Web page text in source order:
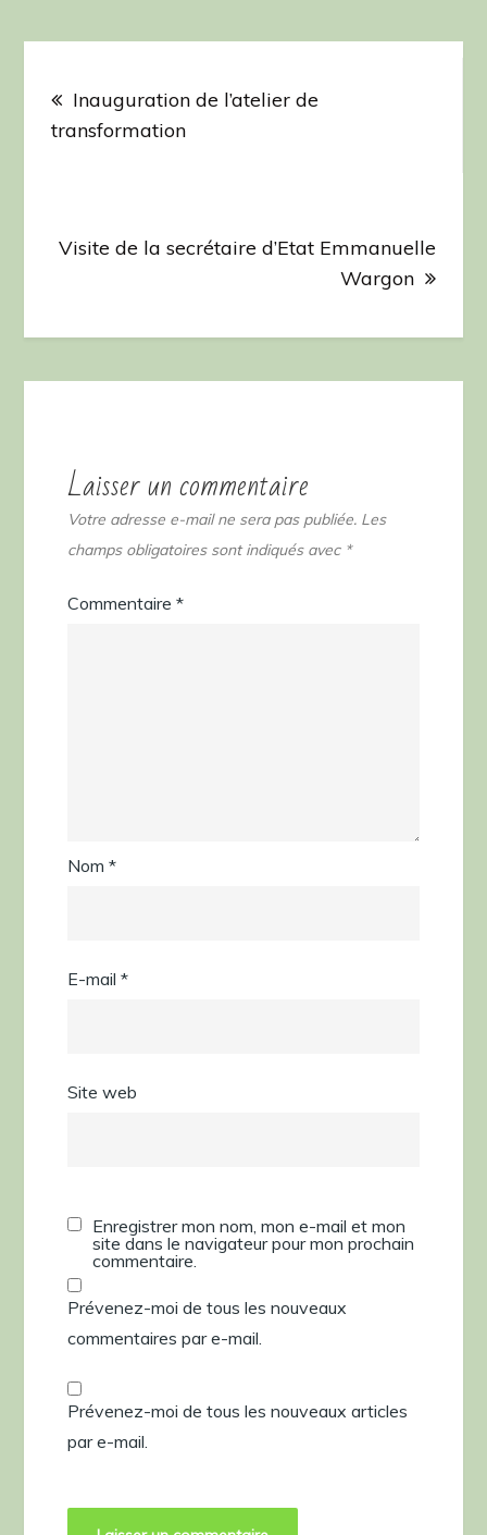
Navigation
de
Inauguration de l’atelier de
transformation
Visite de la secrétaire d’Etat Emmanuelle
Wargon
Laisser un commentaire
Votre adresse e-mail ne sera pas publiée. Les
champs obligatoires sont indiqués avec *
Commentaire*
Nom*
E-mail*
Site web
Enregistrer mon nom, mon e-mail et mon
site dans le navigateur pour mon prochain
commentaire.
Prévenez-moi de tous les nouveaux
commentaires par e-mail.
Prévenez-moi de tous les nouveaux articles
par e-mail.